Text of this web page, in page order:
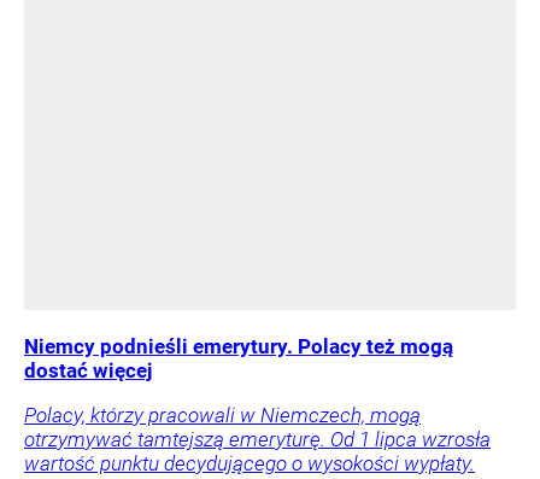
Niemcy podnieśli emerytury. Polacy też mogą
dostać więcej
Polacy, którzy pracowali w Niemczech, mogą
otrzymywać tamtejszą emeryturę. Od 1 lipca wzrosła
wartość punktu decydującego o wysokości wypłaty.